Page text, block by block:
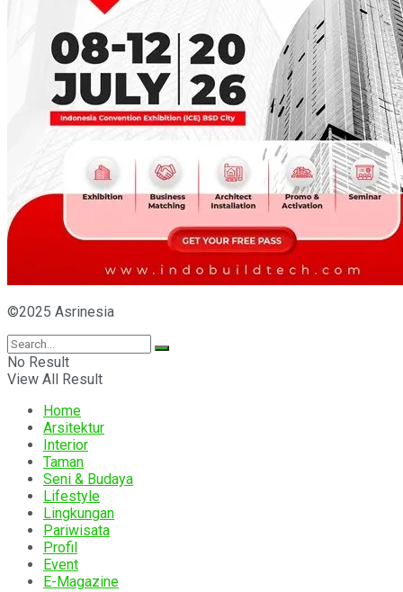
©2025 Asrinesia
No Result
View All Result
Home
Arsitektur
Interior
Taman
Seni & Budaya
Lifestyle
Lingkungan
Pariwisata
Profil
Event
E-Magazine